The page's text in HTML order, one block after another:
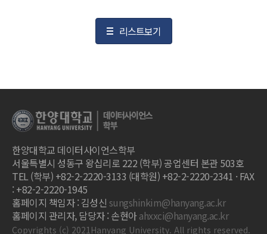
리스트보기
한양대학교 데이터사이언스학부
서울특별시 성동구 왕십리로 222 (학부) 공업센터 본관 503호
TEL (학부) +82-2-2220-3133 (대학원) +82-2-2220-2341 · FAX
: +82-2-2220-1945
홈페이지 책임자 : 김성신 sungshinkim@hanyang.ac.kr
홈페이지 관리자, 담당자 : 손현아ahxxci@hanyang.ac.kr
Copyrights (c) 2021Hanyang University. All rights reserved.